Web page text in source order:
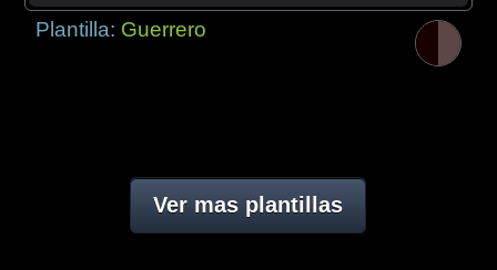
Plantilla: Guerrero
Ver mas plantillas